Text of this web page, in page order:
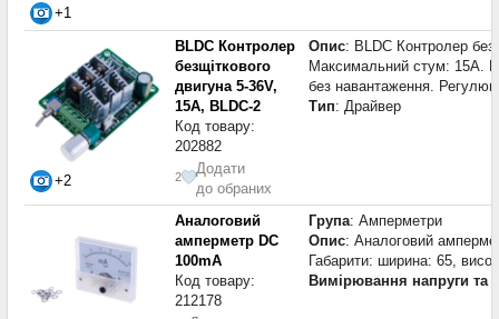
+1
+2
BLDC Контролер
безщіткового
двигуна 5-36V,
15A, BLDC-2
Код товару:
202882
2
Додати
до обраних
Опис: BLDC Контролер
Максимальний стум: 15А.
без навантаження.
Тип: Драйвер
Аналоговий
амперметр DC
100mA
Код товару:
212178
Група: Амперметри
Опис: Аналоговий
Габарити: ширина: 65,
Вимірювання напруги та